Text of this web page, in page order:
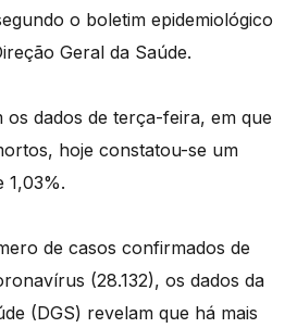
o boletim epidemiológico
Geral da Saúde.
os dados de terça-feira, em que
hoje constatou-se um
1,03%.
de casos confirmados de
(28.132), os dados da
(DGS) revelam que há mais